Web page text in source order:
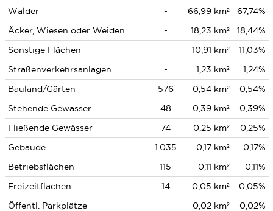
Wälder - 66,99 km²
67,74%
Äcker, Wiesen oder Weiden
- 18,23 km²
18,44%
Sonstige Flächen
- 10,91 km²
11,03%
Straßenverkehrsanlagen
- 1,23 km²
1,24%
Bauland/Gärten
576 0,54 km²
0,54%
Stehende Gewässer
48 0,39 km²
0,39%
Fließende Gewässer
74 0,25 km²
0,25%
Gebäude
1.035 0,17 km²
0,17%
Betriebsflächen
115 0,11 km²
0,11%
Freizeitflächen
14 0,05 km²
0,05%
Öffentl. Parkplätze
- 0,02 km²
0,02%